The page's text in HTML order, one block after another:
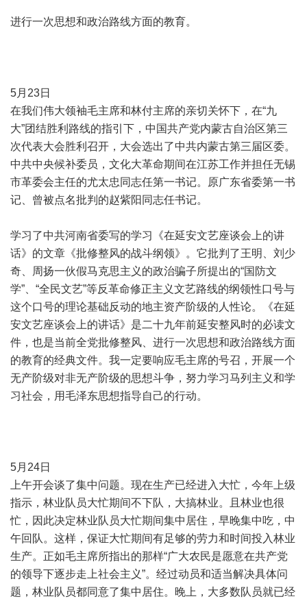
进行一次思想和政治路线方面的教育。
5月23日
在我们伟大领袖毛主席和林付主席的亲切关怀下，在“九
大”团结胜利路线的指引下，中国共产党内蒙古自治区第三
次代表大会胜利召开，大会选出了中共内蒙古第三届区委。
中共中央候补委员，文化大革命期间在江苏工作并担任无锡
市革委会主任的尤太忠同志任第一书记。原广东省委第一书
记、曾被点名批判的赵紫阳同志任书记。
学习了中共河南省委写的学习《在延安文艺座谈会上的讲
话》的文章《批修整风的战斗纲领》。它批判了王明、刘少
奇、周扬一伙假马克思主义的政治骗子所提出的“国防文
学”、“全民文艺”等反革命修正主义文艺路线的纲领性口号与
这个口号的理论基础反动的地主资产阶级的人性论。《在延
安文艺座谈会上的讲话》是二十九年前延安整风时的必读文
件，也是当前全党批修整风、进行一次思想和政治路线方面
的教育的经典文件。我一定要响应毛主席的号召，开展一个
无产阶级对非无产阶级的思想斗争，努力学习马列主义和学
习社会，用毛泽东思想指导自己的行动。
5月24日
上午开会谈了集中问题。现在生产已经进入大忙，今年上级
指示，林业队员大忙期间不下队，大搞林业。且林业也很
忙，因此决定林业队员大忙期间集中居住，早晚集中吃，中
午回队。这样，保证大忙期间有足够的劳力和时间投入林业
生产。正如毛主席所指出的那样“广大农民是愿意在共产党
的领导下逐步走上社会主义”。经过动员和适当解决具体问
题，林业队员都同意了集中居住。晚上，大多数队员就已经